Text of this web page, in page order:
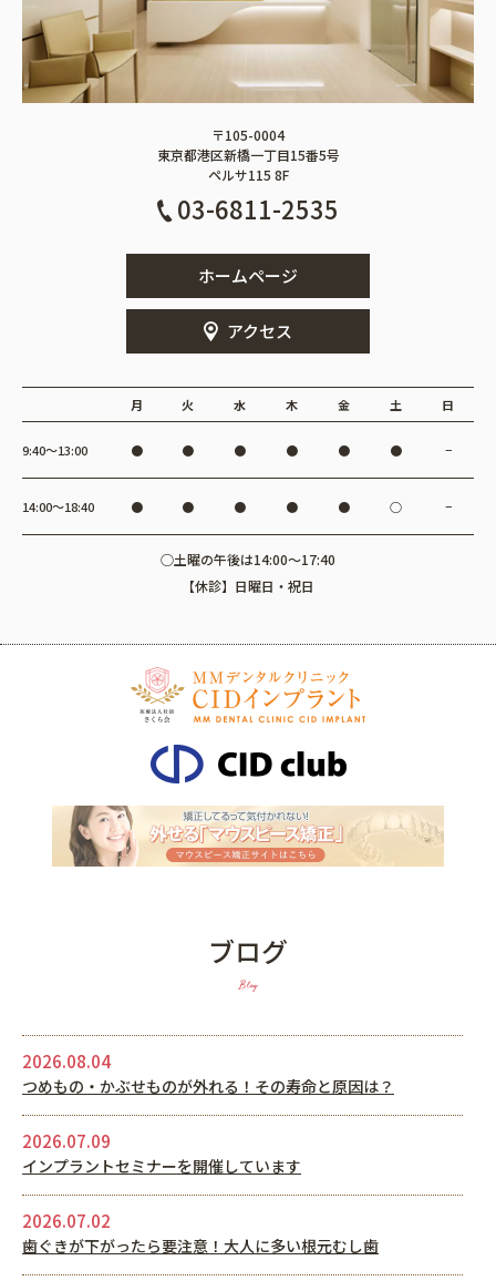
〒105-0004
東京都港区新橋一丁目15番5号
ペルサ115 8F
03-6811-2535
ホームページ
アクセス
月 火 水 木 金 土 日
9:40〜13:00 ● ● ● ● ● ● −
14:00〜18:40 ● ● ● ● ● ○ −
○土曜の午後は14:00～17:40
【休診】日曜日・祝日
ブログ
Blog
2026.08.04
つめもの・かぶせものが外れる！その寿命と原因は？
2026.07.09
インプラントセミナーを開催しています
2026.07.02
歯ぐきが下がったら要注意！大人に多い根元むし歯